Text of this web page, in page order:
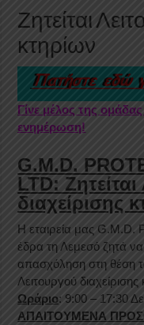
Ζητείται
κτηρίων
Γίνε μέλος της
ενημέρωση!
G.M.D.
LTD:
διαχείρισης
Η εταιρεία μας
έδρα τη Λεμεσό ζητά
απασχόληση στη θέση
Λειτουργού διαχείρισης
Ωράριο: 9:00 – 17:30
ΑΠΑΙΤΟΥΜΕΝΑ